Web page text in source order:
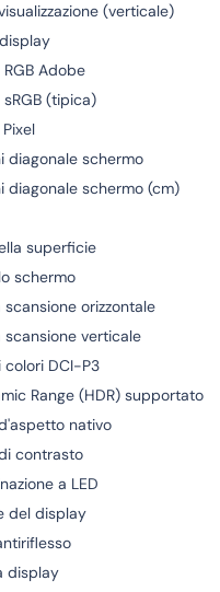
(verticale)
Adobe
(tipica)
diagonale schermo
diagonale schermo (cm)
superficie
schermo
scansione orizzontale
scansione verticale
colori DCI-P3
Range (HDR) supportato
nativo
contrasto
a LED
del display
display